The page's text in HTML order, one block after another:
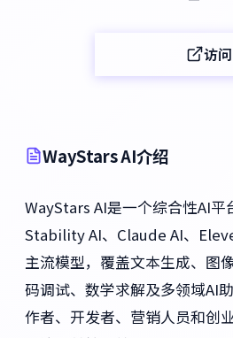
访
WayStars AI介绍
WayStars AI是一个综合性AI平
Stability AI、Claude AI、
主流模型，覆盖文本生成、图
码调试、数学求解及多领域AI
作者、开发者、营销人员和创